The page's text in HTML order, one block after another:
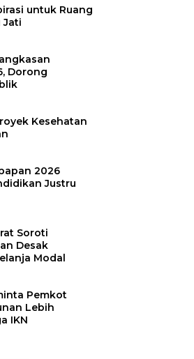
untuk Ruang
Jati
Dorong
Kesehatan
2026
Justru
Soroti
Desak
Modal
Pemkot
Lebih
IKN